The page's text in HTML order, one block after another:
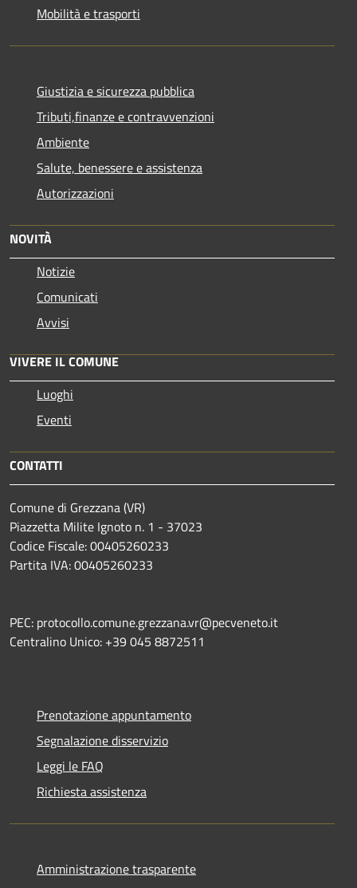
Mobilità e trasporti
Giustizia e sicurezza pubblica
Tributi,finanze e contravvenzioni
Ambiente
Salute, benessere e assistenza
Autorizzazioni
NOVITÀ
Notizie
Comunicati
Avvisi
VIVERE IL COMUNE
Luoghi
Eventi
CONTATTI
Comune di Grezzana (VR)
Piazzetta Milite Ignoto n. 1 - 37023
Codice Fiscale: 00405260233
Partita IVA: 00405260233
PEC: protocollo.comune.grezzana.vr@pecveneto.it
Centralino Unico: +39 045 8872511
Prenotazione appuntamento
Segnalazione disservizio
Leggi le FAQ
Richiesta assistenza
Amministrazione trasparente